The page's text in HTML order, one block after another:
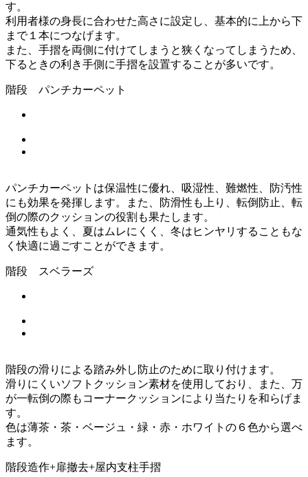
す。
利用者様の身長に合わせた高さに設定し、基本的に上から下
まで１本につなげます。
また、手摺を両側に付けてしまうと狭くなってしまうため、
下るときの利き手側に手摺を設置することが多いです。
階段 パンチカーペット
パンチカーペットは保温性に優れ、吸湿性、難燃性、防汚性
にも効果を発揮します。また、防滑性も上り、転倒防止、転
倒の際のクッションの役割も果たします。
通気性もよく、夏はムレにくく、冬はヒンヤリすることもな
く快適に過ごすことができます。
階段 スベラーズ
階段の滑りによる踏み外し防止のために取り付けます。
滑りにくいソフトクッション素材を使用しており、また、万
が一転倒の際もコーナークッションにより当たりを和らげま
す。
色は薄茶・茶・ベージュ・緑・赤・ホワイトの６色から選べ
ます。
階段造作+扉撤去+屋内支柱手摺